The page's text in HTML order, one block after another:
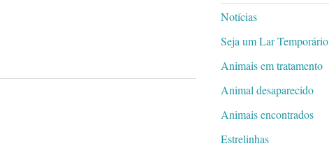
Notícias
Seja um Lar Temporário
Animais em tratamento
Animal desaparecido
Animais encontrados
Estrelinhas